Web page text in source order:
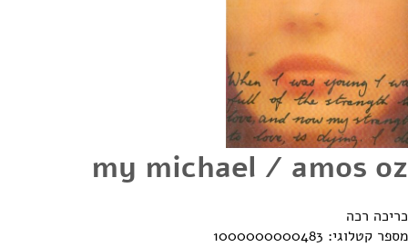
my michael / amos oz
כריכה רכה
מספר קטלוגי: 1000000000483